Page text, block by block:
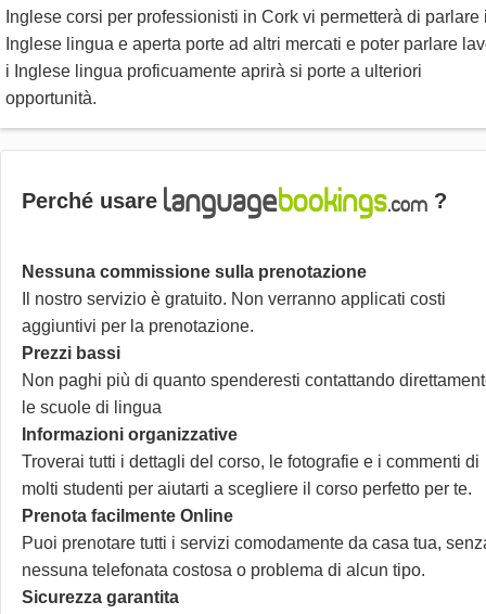
Inglese corsi per professionisti in Cork vi permetterà di parlare
Inglese lingua e aperta porte ad altri mercati e poter parlare
i Inglese lingua proficuamente aprirà si porte a ulteriori
opportunità.
Perché usare ?
Nessuna commissione sulla prenotazione
Il nostro servizio è gratuito. Non verranno applicati costi
aggiuntivi per la prenotazione.
Prezzi bassi
Non paghi più di quanto spenderesti contattando
le scuole di lingua
Informazioni organizzative
Troverai tutti i dettagli del corso, le fotografie e i commenti di
molti studenti per aiutarti a scegliere il corso perfetto per te.
Prenota facilmente Online
Puoi prenotare tutti i servizi comodamente da casa tua,
nessuna telefonata costosa o problema di alcun tipo.
Sicurezza garantita